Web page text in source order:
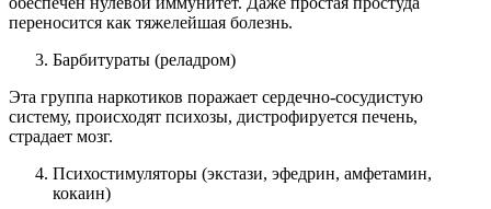
переносится как тяжелейшая болезнь.
Барбитураты (реладром)
Эта группа наркотиков поражает сердечно-сосудистую
систему, происходят психозы, дистрофируется печень,
страдает мозг.
Психостимуляторы (экстази, эфедрин, амфетамин,
кокаин)